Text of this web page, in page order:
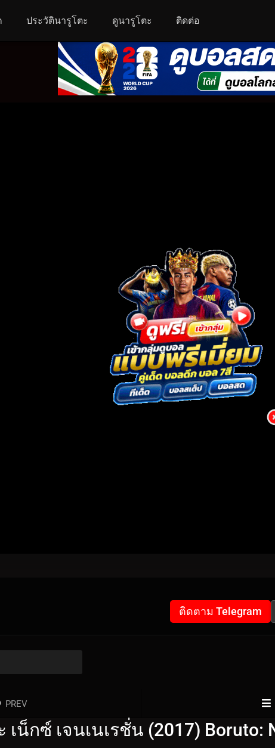
ประวัตินารูโตะ ดูนารูโตะ ติดต่อ
ติดตาม Telegram
PREV
เน็กซ์ เจนเนเรชั่น (2017) Boruto: